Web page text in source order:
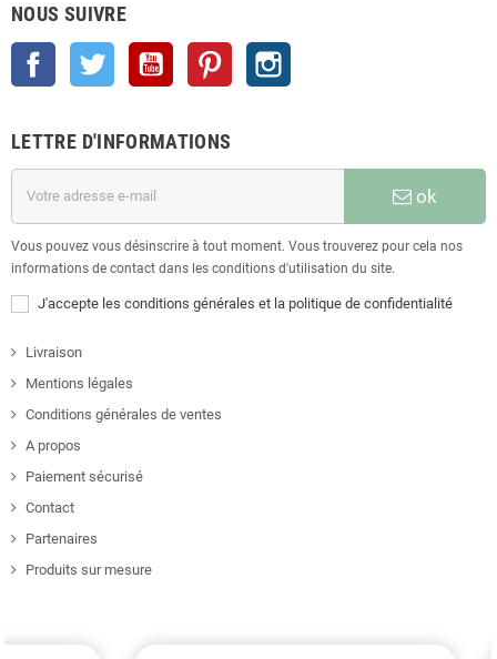
NOUS SUIVRE
Facebook Twitter YouTube Pinterest
LETTRE D'INFORMATIONS
ok
Vous pouvez vous désinscrire à tout moment. Vous trouverez pour cela nos
informations de contact dans les conditions d'utilisation du site.
J'accepte les conditions générales et la politique de confidentialité
Livraison
Mentions légales
Conditions générales de ventes
A propos
Paiement sécurisé
Contact
Partenaires
Produits sur mesure